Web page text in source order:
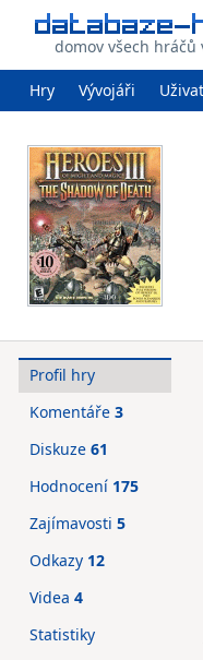
domov všech hráčů
Hry Vývojáři
Profil hry
Komentáře 3
Diskuze 61
Hodnocení 175
Zajímavosti 5
Odkazy 12
Videa 4
Statistiky